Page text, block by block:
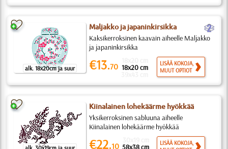
alk. 18x20cm ja suur
Maljakko ja japaninkirsikka b
Kaksikerroksinen kaavain aiheelle Maljakko
ja japaninkirsikka
€13.70 18x20 cm
LISÄÄ KOKOJA,
MUUT OPTIOT
Kiinalainen lohekäärme hyökkää
Yksikerroksinen sabluuna aiheelle
Kiinalainen lohekäärme hyökkää
€22.10 58x38 cm
LISÄÄ KOKOJA,